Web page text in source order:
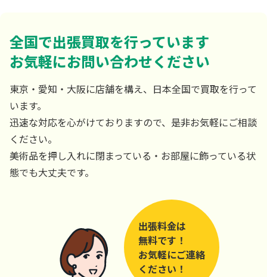
全国で出張買取を行っています
お気軽にお問い合わせください
東京・愛知・大阪に店舗を構え、日本全国で買取を行って
います。
迅速な対応を心がけておりますので、是非お気軽にご相談
ください。
美術品を押し入れに閉まっている・お部屋に飾っている状
態でも大丈夫です。
出張料金は
無料です！
お気軽にご連絡
ください！